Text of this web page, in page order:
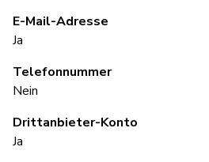
E-Mail-Adresse
Ja
Telefonnummer
Nein
Drittanbieter-Konto
Ja